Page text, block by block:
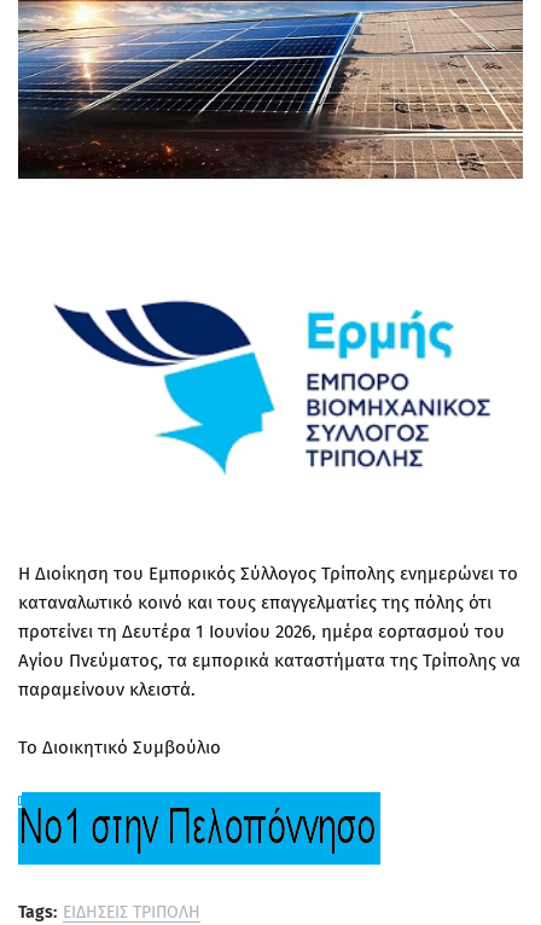
Η Διοίκηση του Εμπορικός Σύλλογος Τρίπολης ενημερώνει το
καταναλωτικό κοινό και τους επαγγελματίες της πόλης ότι
προτείνει τη Δευτέρα 1 Ιουνίου 2026, ημέρα εορτασμού του
Αγίου Πνεύματος, τα εμπορικά καταστήματα της Τρίπολης να
παραμείνουν κλειστά.
Το Διοικητικό Συμβούλιο
Tags: ΕΙΔΗΣΕΙΣ ΤΡΙΠΟΛΗ